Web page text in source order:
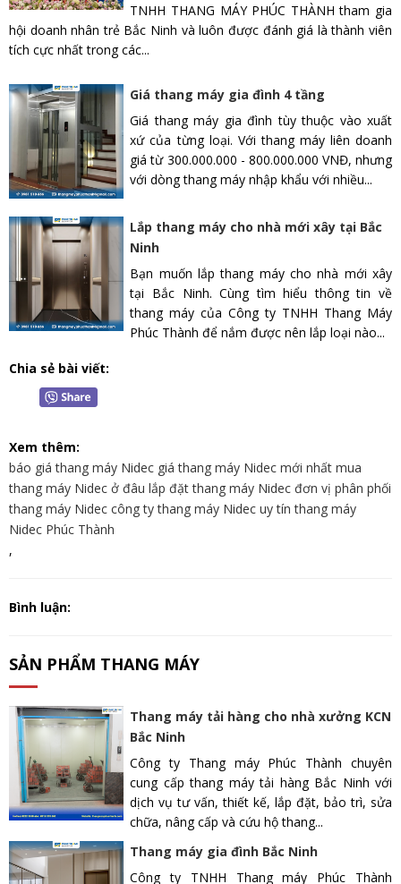
TNHH THANG MÁY PHÚC THÀNH tham gia
hội doanh nhân trẻ Bắc Ninh và luôn được đánh giá là thành viên
tích cực nhất trong các...
Giá thang máy gia đình 4 tầng
Giá thang máy gia đình tùy thuộc vào xuất
xứ của từng loại. Với thang máy liên doanh
giá từ 300.000.000 - 800.000.000 VNĐ, nhưng
với dòng thang máy nhập khẩu với nhiều...
Lắp thang máy cho nhà mới xây tại Bắc
Ninh
Bạn muốn lắp thang máy cho nhà mới xây
tại Bắc Ninh. Cùng tìm hiểu thông tin về
thang máy của Công ty TNHH Thang Máy
Phúc Thành để nắm được nên lắp loại nào...
Chia sẻ bài viết:
Xem thêm:
báo giá thang máy Nidec giá thang máy Nidec mới nhất mua
thang máy Nidec ở đâu lắp đặt thang máy Nidec đơn vị phân phối
thang máy Nidec công ty thang máy Nidec uy tín thang máy
Nidec Phúc Thành
,
Bình luận:
SẢN PHẨM THANG MÁY
Thang máy tải hàng cho nhà xưởng KCN
Bắc Ninh
Công ty Thang máy Phúc Thành chuyên
cung cấp thang máy tải hàng Bắc Ninh với
dịch vụ tư vấn, thiết kế, lắp đặt, bảo trì, sửa
chữa, nâng cấp và cứu hộ thang...
Thang máy gia đình Bắc Ninh
Công ty TNHH Thang máy Phúc Thành